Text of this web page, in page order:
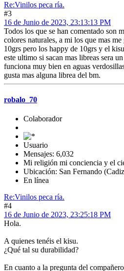
Re:Vinilos peca ría.
#3
16 de Junio de 2023, 23:13:13 PM
Todos los que se han comentado son
colores naturales, a mi los que mas
10grs pero los happy de 10grs y el
este ultimo si sacan mas libreas sera
funciona muy bien en aguas
gusta mas alguna librea del bm.
robalo_70
Colaborador
Usuario
Mensajes: 6,032
Mi religión mi conciencia y el
Ubicación: San Fernando
En línea
Re:Vinilos peca ría.
#4
16 de Junio de 2023, 23:25:18 PM
Hola.
A quienes tenéis el kisu.
¿Qué tal su durabilidad?
En cuanto a la pregunta del